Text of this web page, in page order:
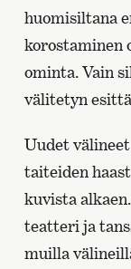
huomisiltana
korostaminen
ominta. Vain
välitetyn
Uudet
taiteiden
kuvista
teatteri ja
muilla